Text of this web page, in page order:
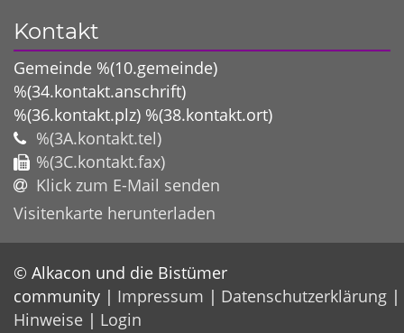
Kontakt
Gemeinde %(10.gemeinde)
%(34.kontakt.anschrift)
%(36.kontakt.plz) %(38.kontakt.ort)
%(3A.kontakt.tel)
%(3C.kontakt.fax)
Klick zum E-Mail senden
Visitenkarte herunterladen
© Alkacon und die Bistümer
community
Impressum
Datenschutzerklärung
Hinweise
Login